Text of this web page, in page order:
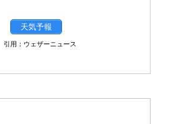
天気予報
引用：ウェザーニュース